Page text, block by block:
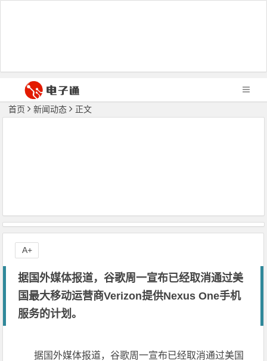
首页 新闻动态 正文
据国外媒体报道，谷歌周一宣布已经取消通过美
国最大移动运营商Verizon提供Nexus One手机
服务的计划。
据国外媒体报道，谷歌周一宣布已经取消通过美国
A+